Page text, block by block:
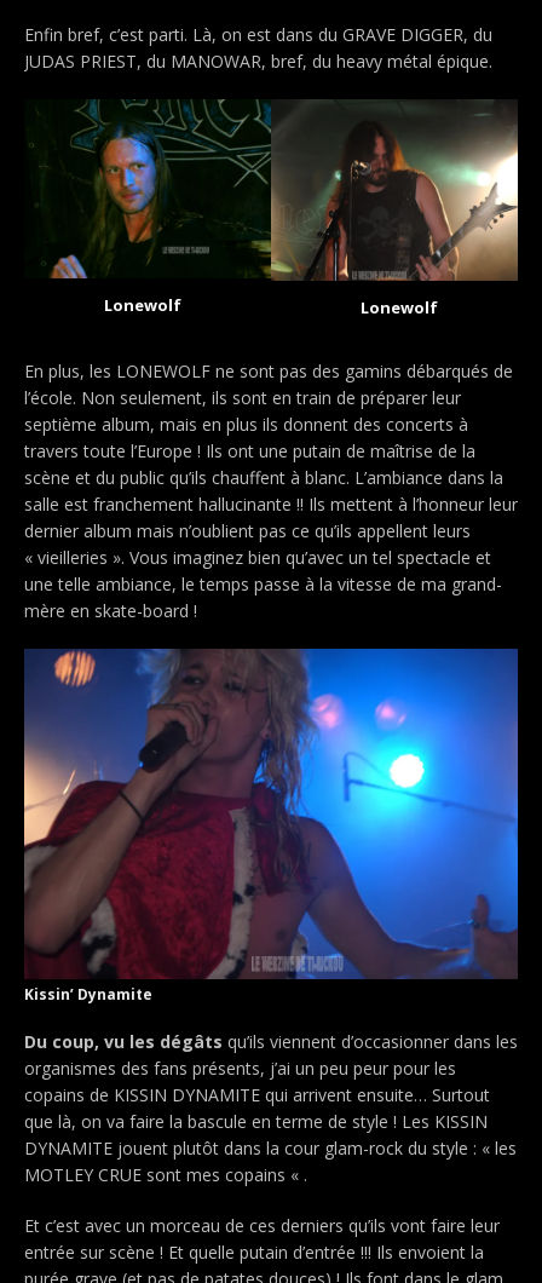
Enfin bref, c’est parti. Là, on est dans du GRAVE DIGGER, du
JUDAS PRIEST, du MANOWAR, bref, du heavy métal épique.
Lonewolf Lonewolf
En plus, les LONEWOLF ne sont pas des gamins débarqués de
l’école. Non seulement, ils sont en train de préparer leur
septième album, mais en plus ils donnent des concerts à
travers toute l’Europe ! Ils ont une putain de maîtrise de la
scène et du public qu’ils chauffent à blanc. L’ambiance dans la
salle est franchement hallucinante !! Ils mettent à l’honneur leur
dernier album mais n’oublient pas ce qu’ils appellent leurs
« vieilleries ». Vous imaginez bien qu’avec un tel spectacle et
une telle ambiance, le temps passe à la vitesse de ma grand-
mère en skate-board !
Kissin’ Dynamite
Du coup, vu les dégâts qu’ils viennent d’occasionner dans les
organismes des fans présents, j’ai un peu peur pour les
copains de KISSIN DYNAMITE qui arrivent ensuite… Surtout
que là, on va faire la bascule en terme de style ! Les KISSIN
DYNAMITE jouent plutôt dans la cour glam-rock du style : « les
MOTLEY CRUE sont mes copains « .
Et c’est avec un morceau de ces derniers qu’ils vont faire leur
entrée sur scène ! Et quelle putain d’entrée !!! Ils envoient la